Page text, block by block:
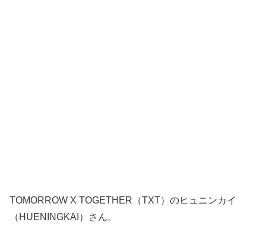
TOMORROW X TOGETHER（TXT）のヒュニンカイ
（HUENINGKAI）さん。